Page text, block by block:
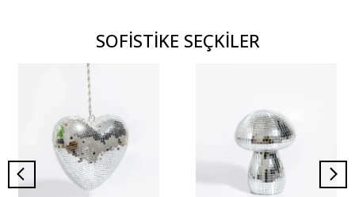
SOFİSTİKE SEÇKİLER